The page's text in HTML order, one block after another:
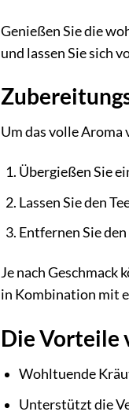
Genießen Sie die
und lassen Sie sich
Um das volle
Übergießen Sie
Lassen Sie den
Entfernen Sie
Je nach Geschmack
in Kombination mit
Die Vorteile
Wohltuende
Unterstützt die